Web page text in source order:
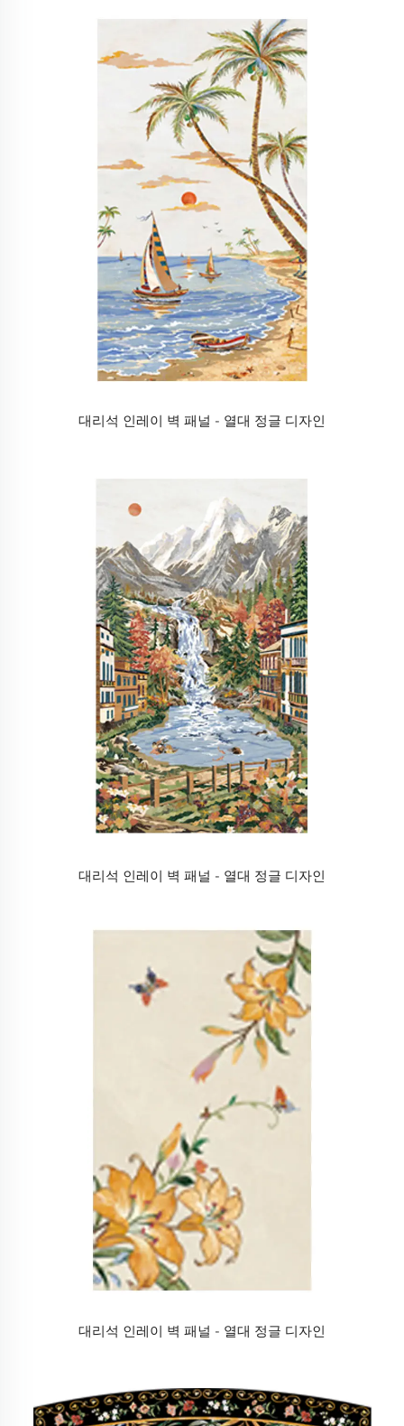
대리석 인레이 벽 패널 - 열대 정글 디자인
대리석 인레이 벽 패널 - 열대 정글 디자인
대리석 인레이 벽 패널 - 열대 정글 디자인